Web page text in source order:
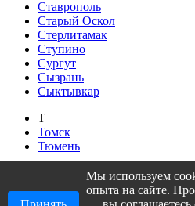
Ставрополь
Старый Оскол
Стерлитамак
Ступино
Сургут
Сызрань
Сыктывкар
Т
Томск
Тюмень
Мы используем
опыта на сайте.